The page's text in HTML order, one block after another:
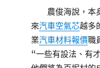
農俊海說，本
來汽車空氣芯越多
業汽車材料報價職
“一些有設法、有